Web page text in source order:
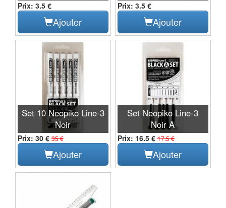
Prix: 3.5 €
Ajouter
Prix: 3.5 €
Ajouter
Set 10 Neopiko Line-3
Noir
Prix: 30 € 35 €
Ajouter
Set Neopiko Line-3
Noir A
Prix: 16.5 € 17.5 €
Ajouter